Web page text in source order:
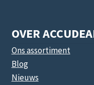
OVER
Ons assortiment
Blog
Nieuws